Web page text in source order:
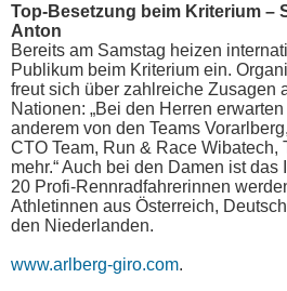
Top-Besetzung beim Kriterium –
Anton
Bereits am Samstag heizen
Publikum beim Kriterium ein.
freut sich über zahlreiche Zusagen
Nationen: „Bei den Herren
anderem von den Teams
CTO Team, Run & Race Wibatech,
mehr.“ Auch bei den Damen ist
20 Profi-Rennradfahrerinnen
Athletinnen aus Österreich,
den Niederlanden.
www.arlberg-giro.com.